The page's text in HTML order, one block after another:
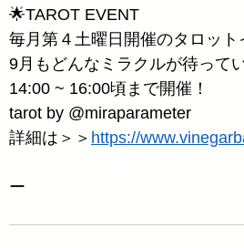
🌟TAROT EVENT
毎月第４土曜日開催のタロット
9月もどんなミラクルが待って
14:00 ~ 16:00頃まで開催！
tarot by @miraparameter
詳細は＞＞ https://
ー